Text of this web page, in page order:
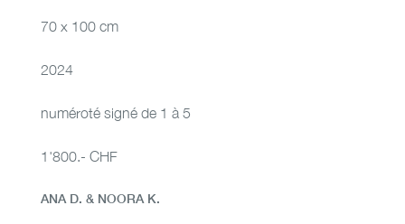
70 x 100 cm
2024
numéroté signé de 1 à 5
1'800.- CHF
ANA D. & NOORA K.